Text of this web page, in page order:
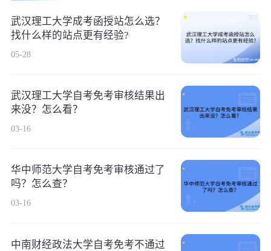
武汉理工大学成考函授站怎么选？
找什么样的站点更有经验?
05-28
武汉理工大学自考免考审核结果出
来没？怎么看？
03-16
华中师范大学自考免考审核通过了
吗？怎么查？
03-16
中南财经政法大学自考免考不通过